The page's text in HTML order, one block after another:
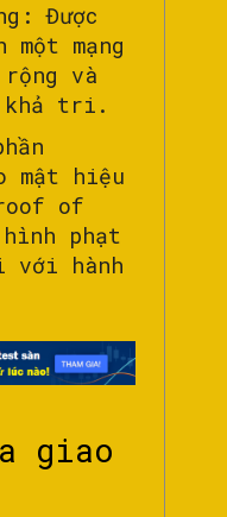
Được
mạng
và
khả tri.
mật hiệu
of
phạt
với hành
giao